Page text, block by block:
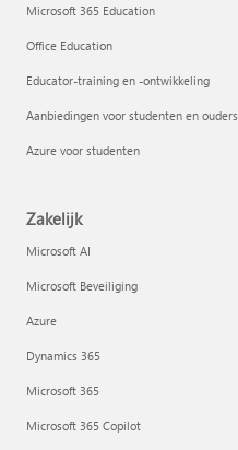
Microsoft 365 Education
Office Education
Educator-training en -ontwikkeling
Aanbiedingen voor studenten en ouders
Azure voor studenten
Zakelijk
Microsoft AI
Microsoft Beveiliging
Azure
Dynamics 365
Microsoft 365
Microsoft 365 Copilot